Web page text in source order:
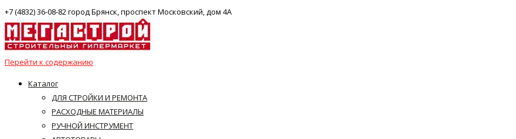
+7 (4832) 36-08-82 город Брянск, проспект Московский, дом 4А
Перейти к содержанию
Каталог
ДЛЯ СТРОЙКИ И РЕМОНТА
РАСХОДНЫЕ МАТЕРИАЛЫ
РУЧНОЙ ИНСТРУМЕНТ